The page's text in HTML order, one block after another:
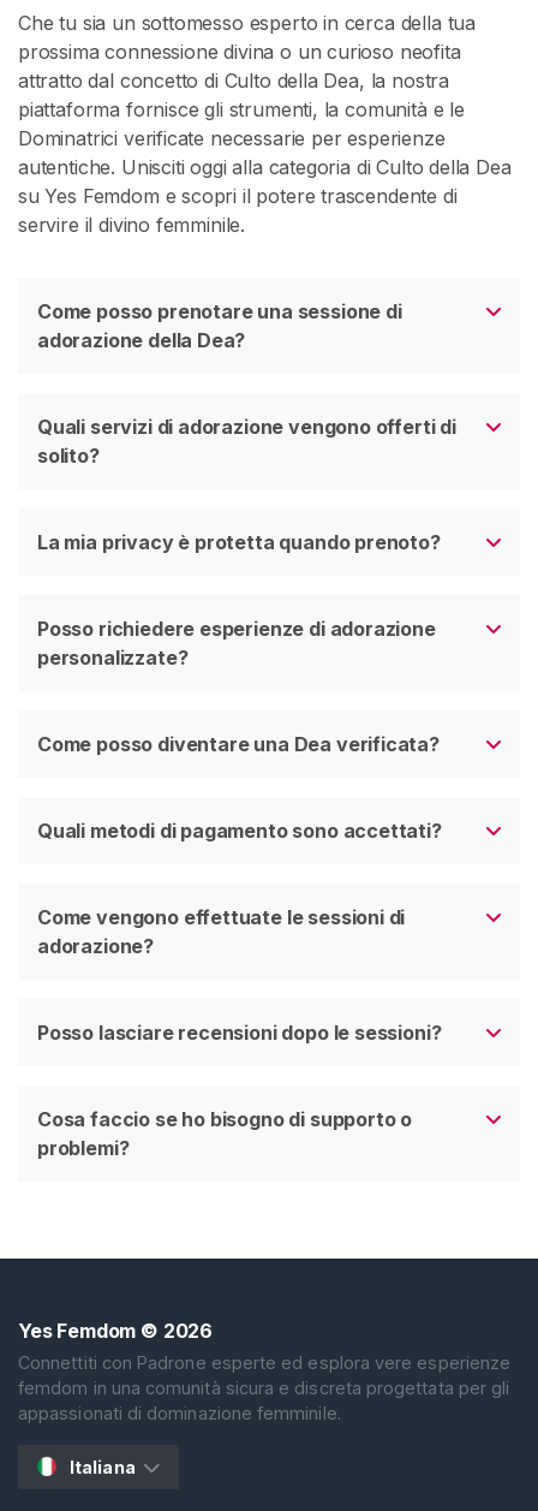
Che tu sia un sottomesso esperto in cerca della tua
prossima connessione divina o un curioso neofita
attratto dal concetto di Culto della Dea, la nostra
piattaforma fornisce gli strumenti, la comunità e le
Dominatrici verificate necessarie per esperienze
autentiche. Unisciti oggi alla categoria di Culto della Dea
su Yes Femdom e scopri il potere trascendente di
servire il divino femminile.
Come posso prenotare una sessione di
adorazione della Dea?
Quali servizi di adorazione vengono offerti di
solito?
La mia privacy è protetta quando prenoto?
Posso richiedere esperienze di adorazione
personalizzate?
Come posso diventare una Dea verificata?
Quali metodi di pagamento sono accettati?
Come vengono effettuate le sessioni di
adorazione?
Posso lasciare recensioni dopo le sessioni?
Cosa faccio se ho bisogno di supporto o
problemi?
Yes Femdom © 2026
Connettiti con Padrone esperte ed esplora vere esperienze
femdom in una comunità sicura e discreta progettata per gli
appassionati di dominazione femminile.
Italiana
n
t
a
t
t
o
/
S